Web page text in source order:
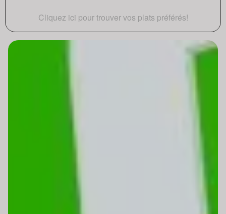
Cliquez ici pour trouver vos plats préférés!